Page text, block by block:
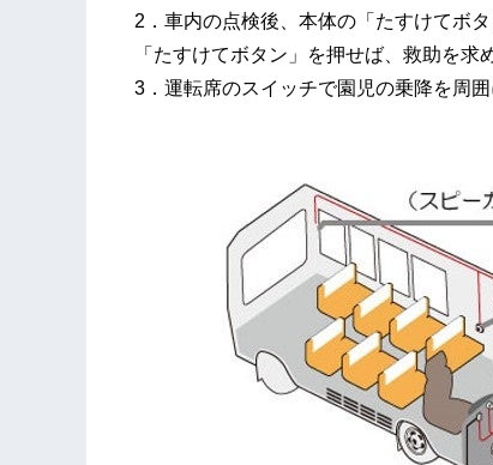
2．車内の点検後、本体の「たすけてボ
「たすけてボタン」を押せば、救助を
3．運転席のスイッチで園児の乗降を周